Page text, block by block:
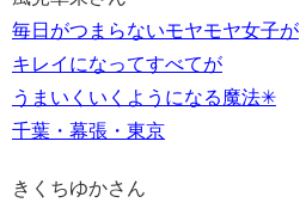
毎日がつまらないモヤモヤ女子が
キレイになってすべてが
うまいくいくようになる魔法✳︎
千葉・幕張・東京
きくちゆかさん